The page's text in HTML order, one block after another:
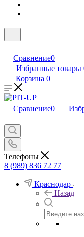
Сравнение0
Избранные товары
Корзина 0
Сравнение0
Телефоны
8 (989) 836 72 77
Краснодар
Назад